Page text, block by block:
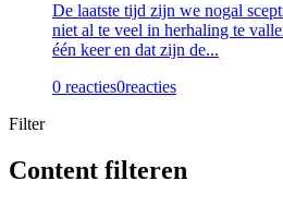
De laatste tijd zijn we nogal
niet al te veel in herhaling te
één keer en dat zijn de...
0 reacties0reacties
Filter
Content filteren